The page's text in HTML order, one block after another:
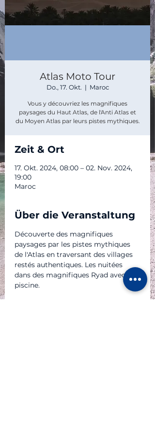
Atlas Moto Tour
Do., 17. Okt.
  |
Maroc
Vous y découvriez les magnifiques
paysages du Haut Atlas, de l'Anti Atlas et
du Moyen Atlas par leurs pistes mythiques.
Zeit & Ort
17. Okt. 2024, 08:00 – 02. Nov. 2024,
19:00
Maroc
Über die Veranstaltung
Découverte des magnifiques
paysages par les pistes mythiques
de l'Atlas en traversant des villages
restés authentiques. Les nuitées
dans des magnifiques Ryad avec
piscine.